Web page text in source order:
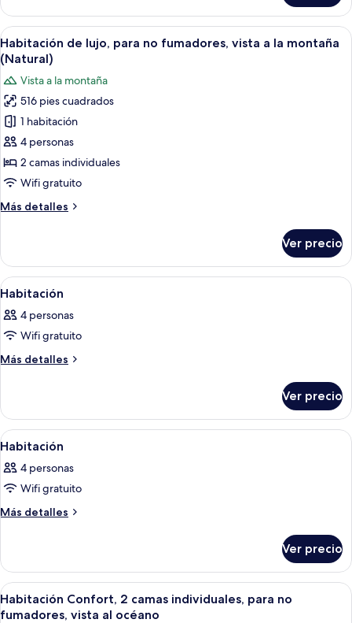
océano
(Futon
for
3+
guests)
de
lujo,
para
no
fumadores,
vista
al
océano
(Futon
for
guests)
Abrir
todas
las
fotos
de
Habitación
de
lujo,
para
fumadores,
la
montaña
(Natural)
Habitación de hotel con dos camas,
12
Habitación de lujo, para no fumadores, vista a la montaña
(Natural)
Vista a la montaña
516 pies cuadrados
1 habitación
4 personas
2 camas individuales
Wifi gratuito
Más detalles
Más
de
lujo,
para
fumadores,
vista
la
Ver precio
Abrir
todas
las
fotos
de
Caja de seguridad en la habitación,
1
Habitación
4 personas
Wifi gratuito
Más detalles
Más
Ver precio
Abrir
todas
las
fotos
de
Caja de seguridad en la habitación,
1
Habitación
4 personas
Wifi gratuito
Más detalles
Más
Ver precio
Abrir
todas
Habitación de hotel con dos camas,
6
Habitación Confort, 2 camas individuales, para no
fumadores, vista al océano